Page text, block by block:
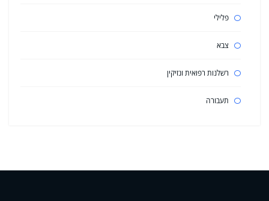
פלילי
צבא
רשלנות רפואית ונזיקין
תעבורה